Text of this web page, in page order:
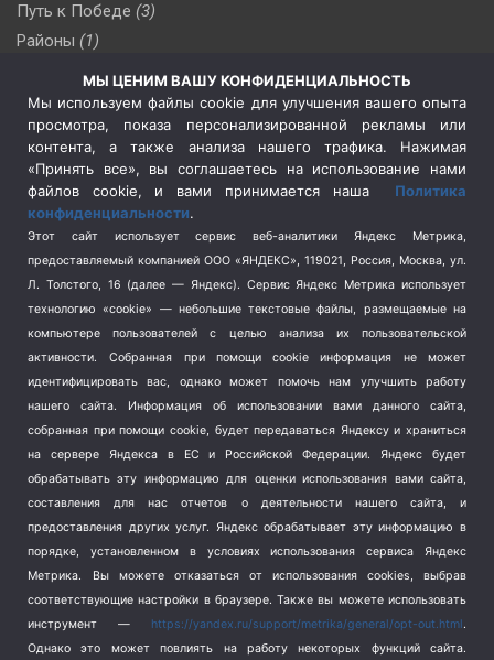
Путь к Победе (3)
Районы (1)
(510)
Сельское хозяйство (3)
Социальная политика
(3)
Спецоперация в Украине
Спецоперация на Украине
(404)
Спорт (740)
Терроризм (1)
Транспорт (262)
Туризм (178)
Школа и спорт (2)
Экология (8)
Экономика (1172)
МЫ ЦЕНИМ ВАШУ КОНФИДЕНЦИАЛЬНОСТЬ
Мы используем файлы cookie для улучшения вашего опыта
просмотра, показа персонализированной рекламы или
контента, а также анализа нашего трафика. Нажимая
«Принять все», вы соглашаетесь на использование нами
файлов cookie, и вами принимается наша Политика
конфиденциальности.
Этот сайт использует сервис веб-аналитики Яндекс Метрика,
предоставляемый компанией ООО «ЯНДЕКС», 119021, Россия, Москва, ул.
Л. Толстого, 16 (далее — Яндекс). Сервис Яндекс Метрика использует
технологию «cookie» — небольшие текстовые файлы, размещаемые на
компьютере пользователей с целью анализа их пользовательской
активности.
Собранная при помощи cookie информация не может
идентифицировать вас, однако может помочь нам улучшить работу
нашего сайта. Информация об использовании вами данного сайта,
собранная при помощи cookie, будет передаваться Яндексу и храниться
на сервере Яндекса в ЕС и Российской Федерации. Яндекс будет
обрабатывать эту информацию для оценки использования вами сайта,
составления для нас отчетов о деятельности нашего сайта, и
предоставления других услуг. Яндекс обрабатывает эту информацию в
порядке, установленном в условиях использования сервиса Яндекс
Метрика.
Вы можете отказаться от использования cookies, выбрав
соответствующие настройки в браузере. Также вы можете использовать
инструмент — https://yandex.ru/support/metrika/general/opt-out.html.
Однако это может повлиять на работу некоторых функций сайта.